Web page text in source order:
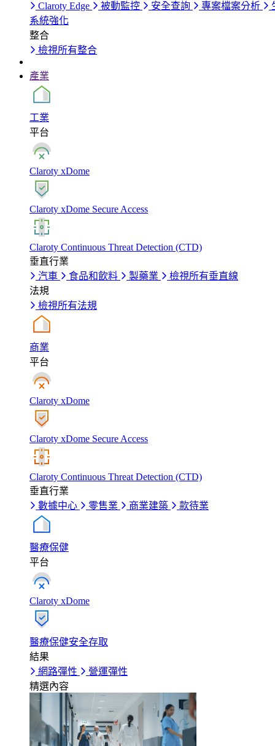
Claroty Edge
被動監控 安全查詢 專案檔案分析
系統強化
整合
檢視所有整合
產業
工業
平台
Claroty xDome
Claroty xDome Secure Access
Claroty Continuous Threat Detection (CTD)
垂直行業
汽車
食品和飲料 製藥業
檢視所有垂直線
法規
檢視所有法規
商業
平台
Claroty xDome
Claroty xDome Secure Access
Claroty Continuous Threat Detection (CTD)
垂直行業
數據中心
零售業 商業建築 款待業
醫療保健
平台
Claroty xDome
醫療保健安全存取
結果
網路彈性
營運彈性
精選內容